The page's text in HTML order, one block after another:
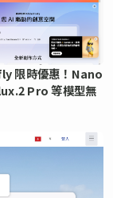
限時優惠！Nano
Pro 等模型無